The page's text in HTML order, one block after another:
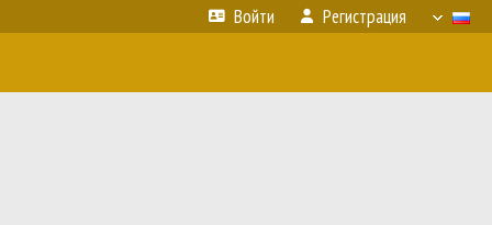
Войти Регистрация